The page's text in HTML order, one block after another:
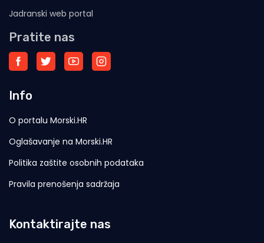
Jadranski web portal
Pratite nas
Info
O portalu Morski.HR
Oglašavanje na Morski.HR
Politika zaštite osobnih podataka
Pravila prenošenja sadržaja
Kontaktirajte nas